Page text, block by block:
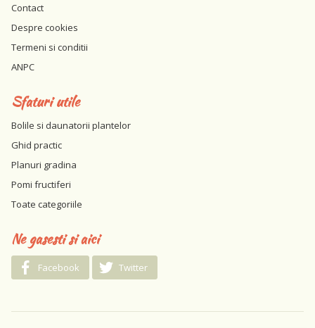
Contact
Despre cookies
Termeni si conditii
ANPC
Sfaturi utile
Bolile si daunatorii plantelor
Ghid practic
Planuri gradina
Pomi fructiferi
Toate categoriile
Ne gasesti si aici
Facebook Twitter